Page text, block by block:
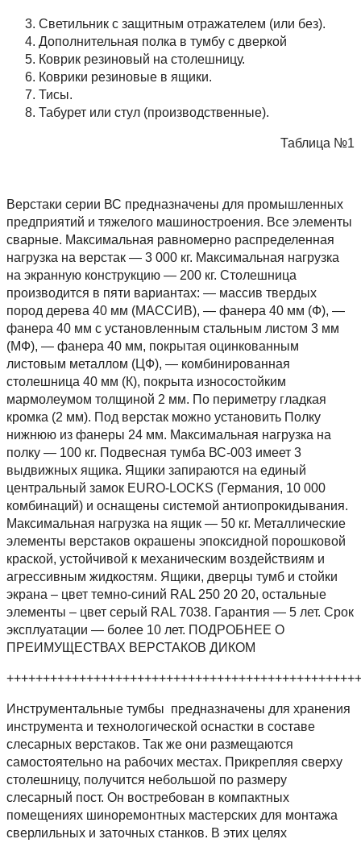
Светильник с защитным отражателем (или без).
Дополнительная полка в тумбу с дверкой
Коврик резиновый на столешницу.
Коврики резиновые в ящики.
Тисы.
Табурет или стул (производственные).
Таблица №1
Верстаки серии ВС предназначены для промышленных
предприятий и тяжелого машиностроения. Все элементы
сварные. Максимальная равномерно распределенная
нагрузка на верстак — 3 000 кг. Максимальная нагрузка
на экранную конструкцию — 200 кг. Столешница
производится в пяти вариантах: — массив твердых
пород дерева 40 мм (МАССИВ), — фанера 40 мм (Ф), —
фанера 40 мм с установленным стальным листом 3 мм
(МФ), — фанера 40 мм, покрытая оцинкованным
листовым металлом (ЦФ), — комбинированная
столешница 40 мм (К), покрыта износостойким
мармолеумом толщиной 2 мм. По периметру гладкая
кромка (2 мм). Под верстак можно установить Полку
нижнюю из фанеры 24 мм. Максимальная нагрузка на
полку — 100 кг. Подвесная тумба ВС-003 имеет 3
выдвижных ящика. Ящики запираются на единый
центральный замок EURO-LOCKS (Германия, 10 000
комбинаций) и оснащены системой антиопрокидывания.
Максимальная нагрузка на ящик — 50 кг. Металлические
элементы верстаков окрашены эпоксидной порошковой
краской, устойчивой к механическим воздействиям и
агрессивным жидкостям. Ящики, дверцы тумб и стойки
экрана – цвет темно-синий RAL 250 20 20, остальные
элементы – цвет серый RAL 7038. Гарантия — 5 лет. Срок
эксплуатации — более 10 лет. ПОДРОБНЕЕ О
ПРЕИМУЩЕСТВАХ ВЕРСТАКОВ ДИКОМ
Инструментальные тумбы предназначены для хранения
инструмента и технологической оснастки в составе
слесарных верстаков. Так же они размещаются
самостоятельно на рабочих местах. Прикрепляя сверху
столешницу, получится небольшой по размеру
слесарный пост. Он востребован в компактных
помещениях шиноремонтных мастерских для монтажа
сверлильных и заточных станков. В этих целях